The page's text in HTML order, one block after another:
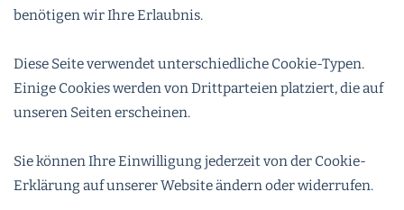
benötigen wir Ihre Erlaubnis.
Diese Seite verwendet unterschiedliche Cookie-Typen.
Einige Cookies werden von Drittparteien platziert, die auf
unseren Seiten erscheinen.
Sie können Ihre Einwilligung jederzeit von der Cookie-
Erklärung auf unserer Website ändern oder widerrufen.